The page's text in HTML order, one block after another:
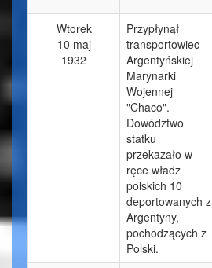
Wtorek
10 maj
1932
Przypłynął
transportowiec
Argentyńskiej
Marynarki
Wojennej
"Chaco".
Dowództwo
statku
przekazało w
ręce władz
polskich 10
deportowanych z
Argentyny,
pochodzących z
Polski.